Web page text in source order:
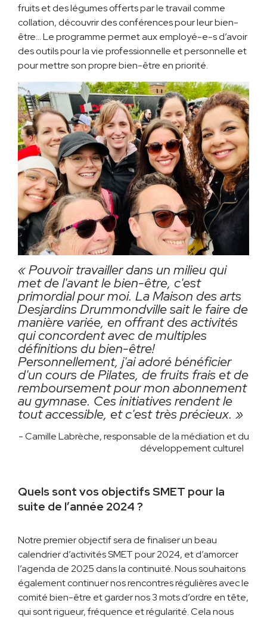
fruits et des légumes offerts par le travail comme
collation, découvrir des conférences pour leur bien-
être… Le programme permet aux employé-e-s d’avoir
des outils pour la vie professionnelle et personnelle et
pour mettre son propre bien-être en priorité.
« Pouvoir travailler dans un milieu qui
met de l'avant le bien-être, c'est
primordial pour moi. La Maison des arts
Desjardins Drummondville sait le faire de
manière variée, en offrant des activités
qui concordent avec de multiples
définitions du bien-être!
Personnellement, j'ai adoré bénéficier
d'un cours de Pilates, de fruits frais et de
remboursement pour mon abonnement
au gymnase. Ces initiatives rendent le
tout accessible, et c'est très précieux. »
- Camille Labrèche, responsable de la médiation et du
développement culturel
Quels sont vos objectifs SMET pour la
suite de l’année 2024 ?
Notre premier objectif sera de finaliser un beau
calendrier d’activités SMET pour 2024, et d’amorcer
l’agenda de 2025 dans la continuité. Nous souhaitons
également continuer nos rencontres régulières avec le
comité bien-être et garder nos 3 mots d’ordre en tête,
qui sont rigueur, fréquence et régularité. Cela nous